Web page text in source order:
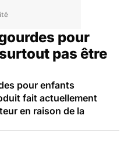
pour
pas être
pour enfants
fait actuellement
en raison de la